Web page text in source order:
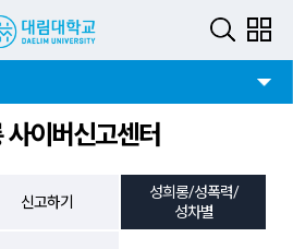
사이버신고센터
신고하기
성희롱/성폭력/
성차별